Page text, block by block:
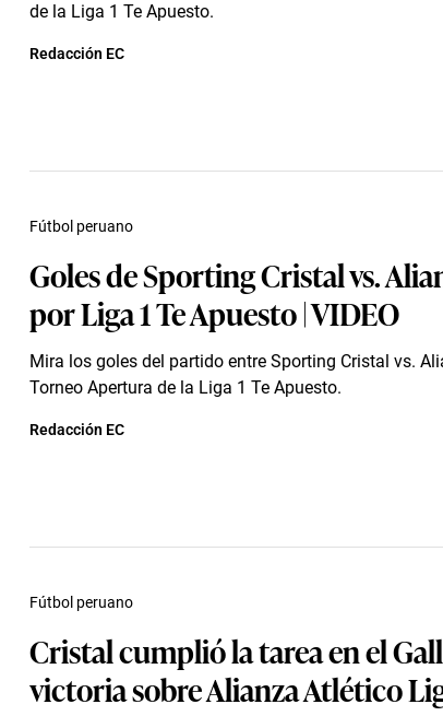
de la Liga 1 Te Apuesto.
Redacción EC
Goles de Sporting Cristal vs.
por Liga 1 Te Apuesto | VIDEO
Mira los goles del partido entre Sporting Cristal vs.
Torneo Apertura de la Liga 1 Te Apuesto.
Fútbol peruano
Redacción EC
Cristal cumplió la tarea en el
victoria sobre Alianza Atlético
Fútbol peruano